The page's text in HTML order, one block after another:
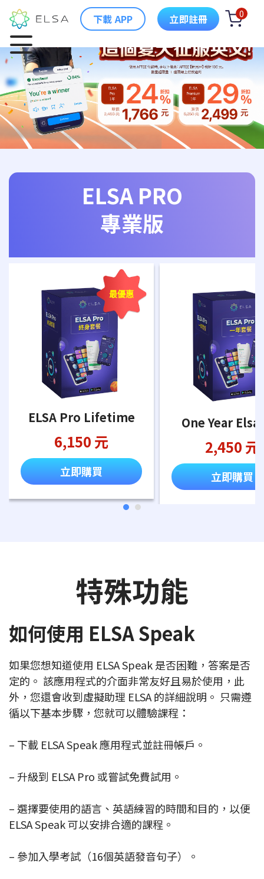
下載 APP 立即註冊 0
ELSA PRO
專業版
最優惠
ELSA Pro Lifetime
6,150 元
立即購買
One Year
2,450 元
立即購買
特殊功能
如何使用 ELSA Speak
如果您想知道使用 ELSA Speak 是否困難，答案是否
定的。 該應用程式的介面非常友好且易於使用，此
外，您還會收到虛擬助理 ELSA 的詳細說明。 只需遵
循以下基本步驟，您就可以體驗課程：
– 下載 ELSA Speak 應用程式並註冊帳戶。
– 升級到 ELSA Pro 或嘗試免費試用。
– 選擇要使用的語言、英語練習的時間和目的，以便
ELSA Speak 可以安排合適的課程。
– 參加入學考試（16個英語發音句子）。